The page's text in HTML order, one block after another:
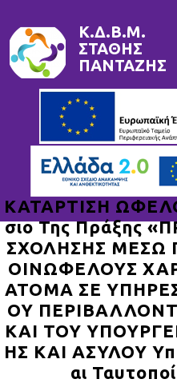
content
Κ.Δ.Β.Μ.
ΣΤΆΘΗΣ
ΠΑΝΤΑΖΉΣ
ΚΑΤΑΡΤΙΣΗ
Σιο Της Πράξης
ΣΧΟΛΗΣΗΣ
ΟΙΝΩΦΕΛΟΥΣ
ΑΤΟΜΑ ΣΕ
ΟΥ
ΚΑΙ ΤΟΥ
ΗΣ ΚΑΙ ΑΣΥΛΟΥ
Αι